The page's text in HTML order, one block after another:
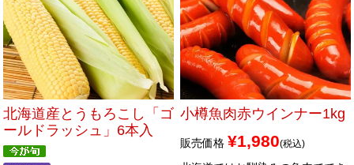
北海道産とうもろこし「ゴ
ールドラッシュ」6本入
小樽魚肉赤ウインナー1kg
販売価格 ¥1,980 税込